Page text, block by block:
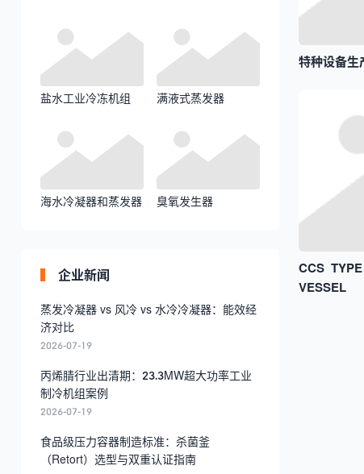
特种设备生
CCS
VESSEL
盐水工业冷冻机组 满液式蒸发器
海水冷凝器和蒸发器 臭氧发生器
企业新闻
蒸发冷凝器 vs 风冷 vs 水冷冷凝器：能效经
济对比
2026-07-19
丙烯腈行业出清期：23.3MW超大功率工业
制冷机组案例
2026-07-19
食品级压力容器制造标准：杀菌釜
（Retort）选型与双重认证指南